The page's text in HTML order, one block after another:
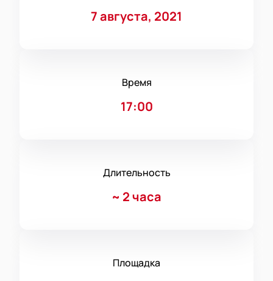
7 августа, 2021
Время
17:00
Длительность
~ 2 часа
Площадка